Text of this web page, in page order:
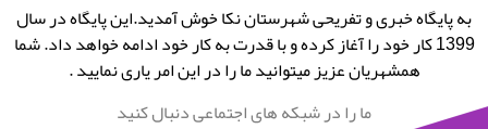
به پایگاه خبری و تفریحی شهرستان نکا خوش آمدید.این پایگاه در سال
1399 کار خود را آغاز کرده و با قدرت به کار خود ادامه خواهد داد. شما
همشهریان عزیز میتوانید ما را در این امر یاری نمایید .
ما را در شبکه های اجتماعی دنبال کنید